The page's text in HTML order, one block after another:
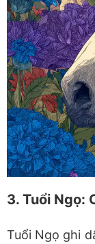
3. Tuổi Ngọ:
Tuổi Ngọ ghi